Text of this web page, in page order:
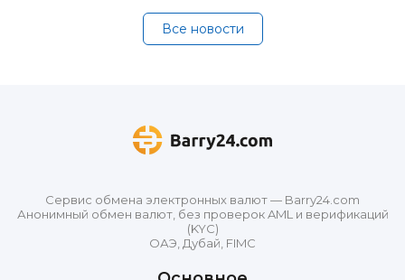
Все новости
Сервис обмена электронных валют — Barry24.com
Анонимный обмен валют, без проверок AML и верификаций
(KYC)
ОАЭ, Дубай, FIMC